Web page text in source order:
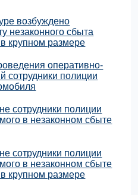
возбуждено
незаконного сбыта
в крупном размере
оперативно-
сотрудники полиции
сотрудники полиции
в незаконном сбыте
сотрудники полиции
в незаконном сбыте
в крупном размере